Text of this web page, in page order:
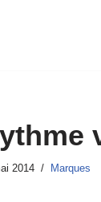
2014 Marques